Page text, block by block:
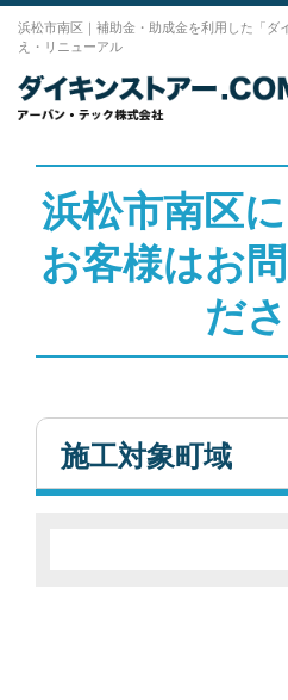
浜松市南区｜補助金・助成金を利用した「ダ
え・リニューアル
浜松市南区
お客様はお
だ
施工対象町域